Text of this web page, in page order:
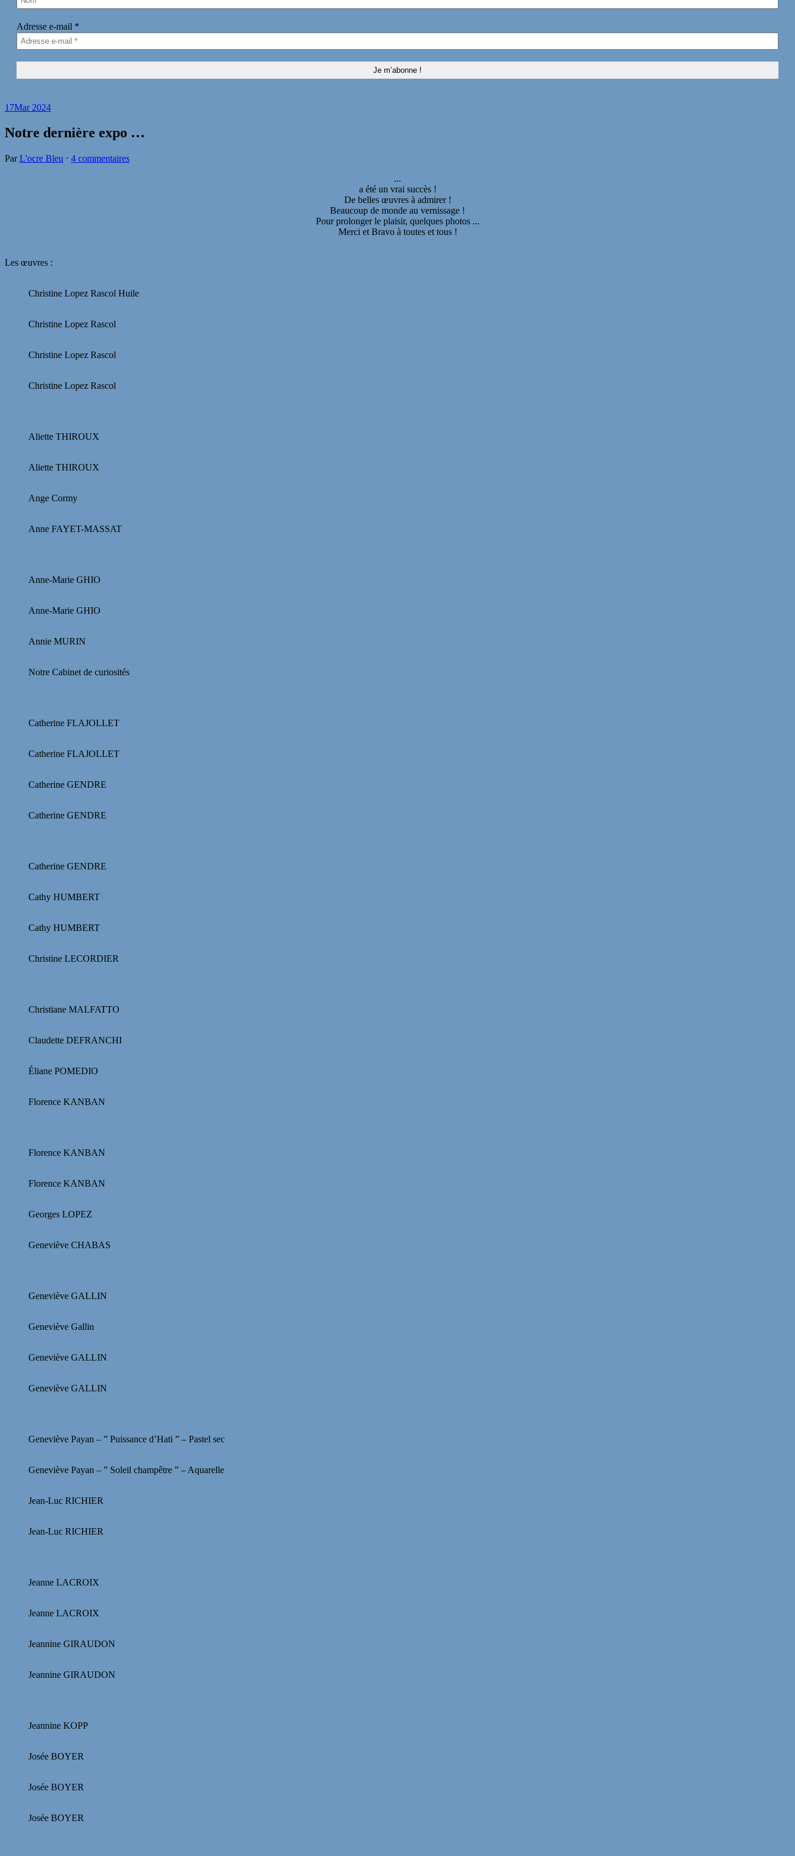
Adresse e-mail *
17Mar 2024
Notre dernière expo …
ParL'ocre Bleu ⋅ 4 commentaires
...
a été un vrai succès !
De belles œuvres à admirer !
Beaucoup de monde au vernissage !
Pour prolonger le plaisir, quelques photos ...
Merci et Bravo à toutes et tous !
Les œuvres :
Christine Lopez Rascol Huile
Christine Lopez Rascol
Christine Lopez Rascol
Christine Lopez Rascol
Aliette THIROUX
Aliette THIROUX
Ange Cormy
Anne FAYET-MASSAT
Anne-Marie GHIO
Anne-Marie GHIO
Annie MURIN
Notre Cabinet de curiosités
Catherine FLAJOLLET
Catherine FLAJOLLET
Catherine GENDRE
Catherine GENDRE
Catherine GENDRE
Cathy HUMBERT
Cathy HUMBERT
Christine LECORDIER
Christiane MALFATTO
Claudette DEFRANCHI
Éliane POMEDIO
Florence KANBAN
Florence KANBAN
Florence KANBAN
Georges LOPEZ
Geneviève CHABAS
Geneviève GALLIN
Geneviève Gallin
Geneviève GALLIN
Geneviève GALLIN
Geneviève Payan – ” Puissance d’Hati ” – Pastel sec
Geneviève Payan – ” Soleil champêtre ” – Aquarelle
Jean-Luc RICHIER
Jean-Luc RICHIER
Jeanne LACROIX
Jeanne LACROIX
Jeannine GIRAUDON
Jeannine GIRAUDON
Jeannine KOPP
Josée BOYER
Josée BOYER
Josée BOYER